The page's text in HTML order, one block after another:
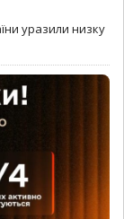
уразили низку